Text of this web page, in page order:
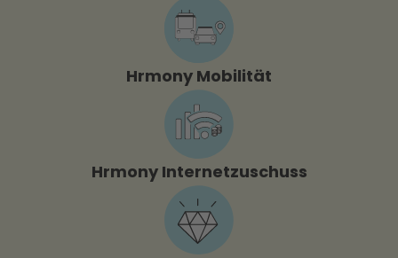
Hrmony Mobilität
Hrmony Internetzuschuss